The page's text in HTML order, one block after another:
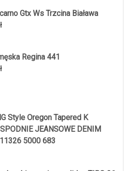
Gtx Ws Trzcina Biaława
Regina 441
Style Oregon Tapered K
JEANSOWE DENIM
5000 683